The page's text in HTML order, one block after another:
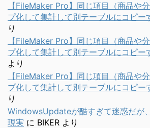
【FileMaker Pro】同じ項目（商品や
プ化して集計して別テーブルにコピー
り
【FileMaker Pro】同じ項目（商品や
プ化して集計して別テーブルにコピー
より
【FileMaker Pro】同じ項目（商品や
プ化して集計して別テーブルにコピー
り
WindowsUpdateが酷すぎて迷惑だが
現実 に BIKER より